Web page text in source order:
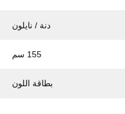
دنة / نايلون
155 سم
بطاقة اللون